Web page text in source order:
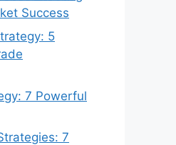
Success
5
7 Powerful
7